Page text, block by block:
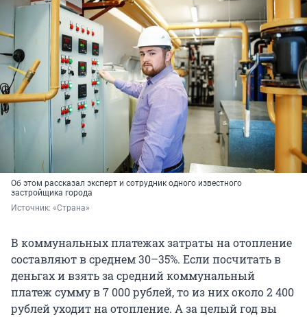
Об этом рассказал эксперт и сотрудник одного известного
застройщика города
Источник: «Страна»
В коммунальных платежах затраты на отопление
составляют в среднем 30–35%. Если посчитать в
деньгах и взять за средний коммунальный
платеж сумму в 7 000 рублей, то из них около 2 400
рублей уходит на отопление. А за целый год вы